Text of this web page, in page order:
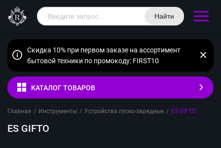
Найти
Скидка 10% при первом заказе на ассортимент
бытовой техники по промокоду: FIRST10
КАТАЛОГ ТОВАРОВ
Главная / Инструменты / Устройства пуско-зарядные / ES GIFTO
ES GIFTO